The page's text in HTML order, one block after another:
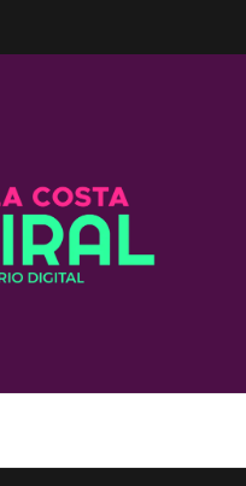
Viral